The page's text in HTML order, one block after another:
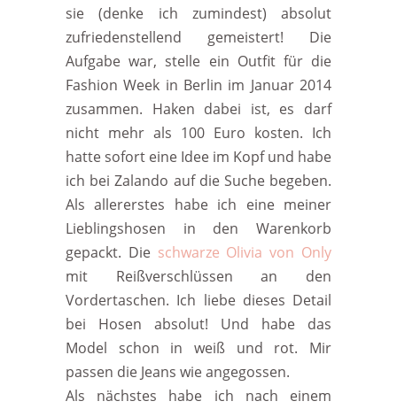
sie (denke ich zumindest) absolut
zufriedenstellend gemeistert! Die
Aufgabe war, stelle ein Outfit für die
Fashion Week in Berlin im Januar 2014
zusammen. Haken dabei ist, es darf
nicht mehr als 100 Euro kosten. Ich
hatte sofort eine Idee im Kopf und habe
ich bei Zalando auf die Suche begeben.
Als allererstes habe ich eine meiner
Lieblingshosen in den Warenkorb
gepackt. Die schwarze Olivia von Only
mit Reißverschlüssen an den
Vordertaschen. Ich liebe dieses Detail
bei Hosen absolut! Und habe das
Model schon in weiß und rot. Mir
passen die Jeans wie angegossen.
Als nächstes habe ich nach einem